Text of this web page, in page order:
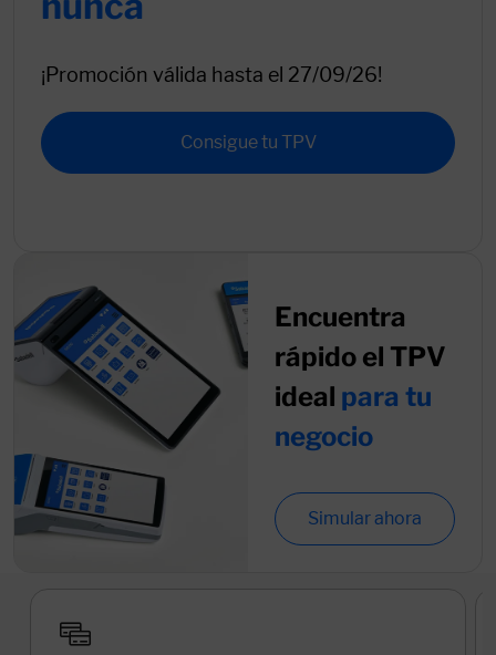
¡Promoción válida hasta el 27/09/26!
Consigue tu TPV
Encuentra
rápido el TPV
ideal para tu
negocio
Simular ahora